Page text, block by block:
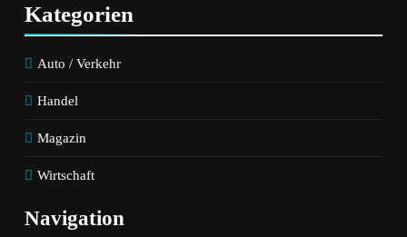
Kategorien
Auto / Verkehr
Handel
Magazin
Wirtschaft
Navigation